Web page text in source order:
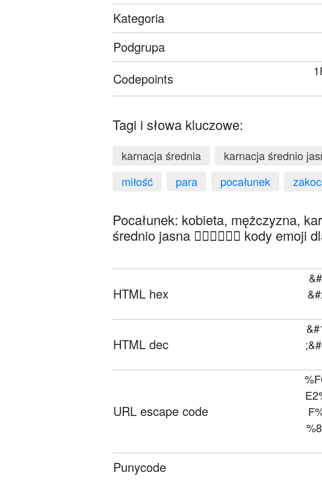
Kategoria
Podgrupa
Codepoints
Tagi i słowa kluczowe:
karnacja średnia karnacja średnio
miłość
para pocałunek
Pocałunek: kobieta, mężczyzna,
średnio jasna 👩🏽‍❤️‍💋‍👨🏼 kody emoji
HTML hex
HTML dec
URL escape code
Punycode